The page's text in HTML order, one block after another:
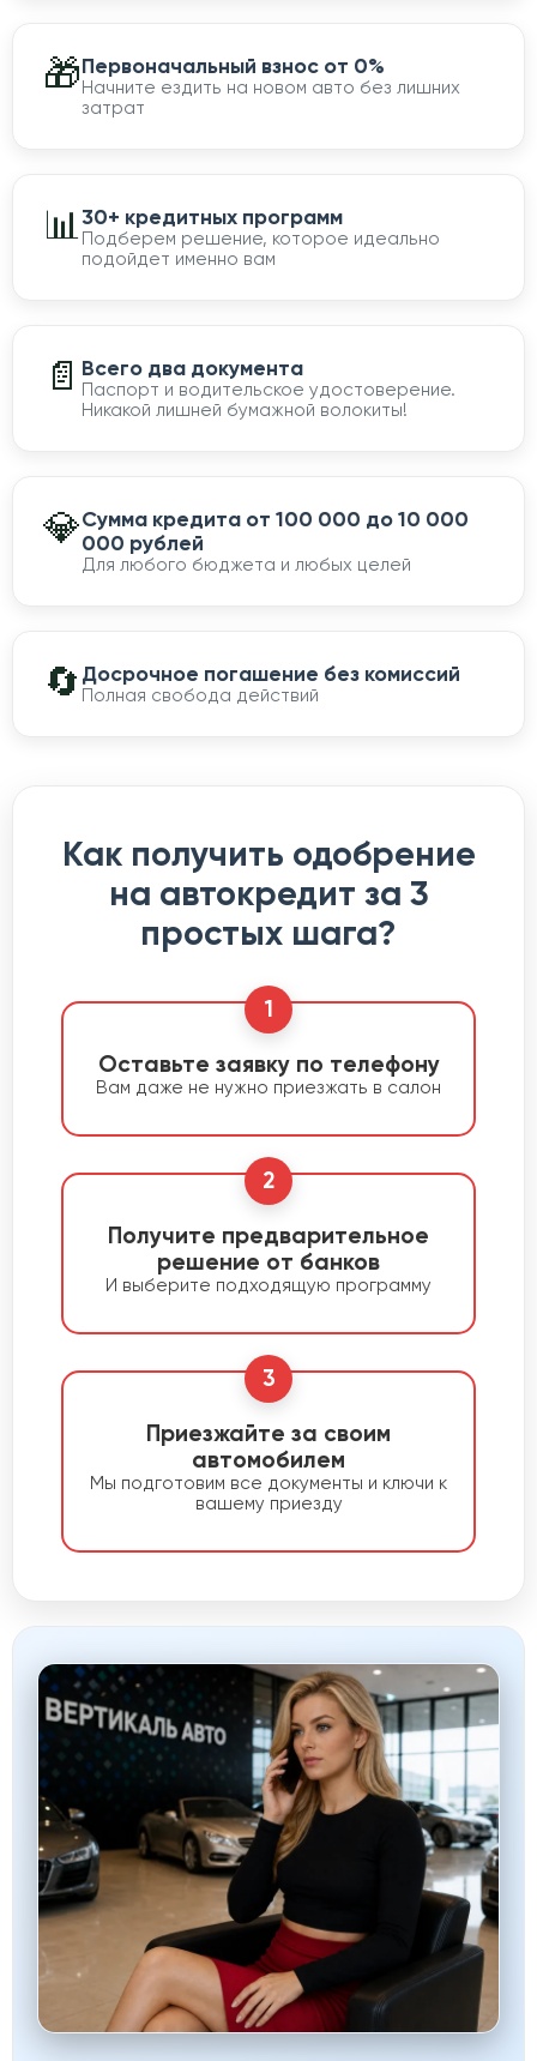
🎁Первоначальный взнос от 0%
Начните ездить на новом авто без лишних
затрат
📊30+ кредитных программ
Подберем решение, которое идеально
подойдет именно вам
📄 Всего два документа
Паспорт и водительское удостоверение.
Никакой лишней бумажной волокиты!
💎Сумма кредита от 100 000 до 10 000
000 рублей
Для любого бюджета и любых целей
🔄 Досрочное погашение без комиссий
Полная свобода действий
Как получить одобрение
на автокредит за 3
простых шага?
1
Оставьте заявку по телефону
Вам даже не нужно приезжать в салон
2
Получите предварительное
решение от банков
И выберите подходящую программу
3
Приезжайте за своим
автомобилем
Мы подготовим все документы и ключи к
вашему приезду